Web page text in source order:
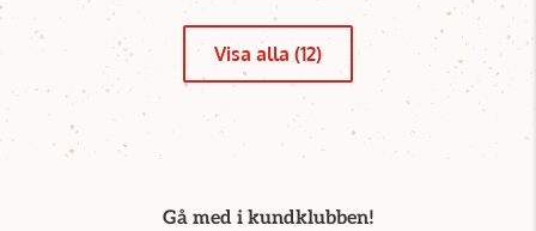
Visa alla (12)
Gå med i kundklubben!